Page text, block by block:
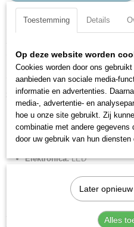
Specificaties
Productcode
W0970520034
EAN code
8024986009194
Productcode leverancier
W0970520034
Netto gewicht
0,04 Kg
Omschrijving
Stekker 30 LED indicatie 24V.
30 mm DIN 43650-A.
Merk:Metal Work
Breedte:30 mm
Voltage:24V AC/DC
Elektronica:LED
EN175301-803
35 G
Toestemming Details
Op deze website worden
Cookies worden door ons
aanbieden van sociale media-
informatie en advertenties.
media-, advertentie- en
hoe u onze site gebruikt. Zij
combinatie met andere
door uw gebruik van hun
Later
Alles